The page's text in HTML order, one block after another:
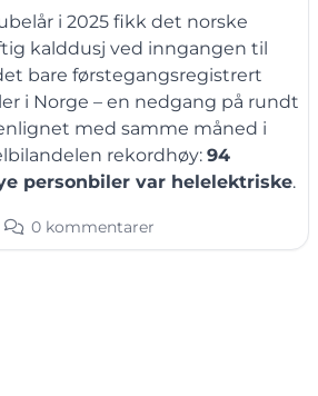
i 2025 fikk det norske
kalddusj ved inngangen til
bare førstegangsregistrert
i Norge – en nedgang på rundt
med samme måned i
rekordhøy: 94
personbiler var helelektriske.
0 kommentarer